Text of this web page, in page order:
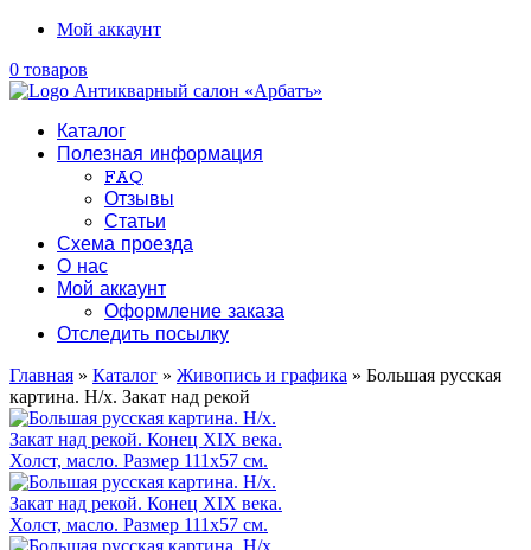
Мой аккаунт
0 товаров
Каталог
Полезная информация
FAQ
Отзывы
Статьи
Схема проезда
О нас
Мой аккаунт
Оформление заказа
Отследить посылку
Главная » Каталог » Живопись и графика » Большая русская
картина. Н/х. Закат над рекой